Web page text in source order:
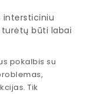
intersticiniu
būti labai
pokalbis su
Tik